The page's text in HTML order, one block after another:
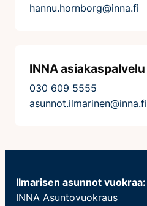
hannu.hornborg@inna.fi
INNA asiakaspalvelu
030 609 5555
asunnot.ilmarinen@inna.fi
Ilmarisen asunnot vuokraa:
INNA Asuntovuokraus